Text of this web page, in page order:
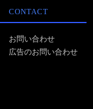
CONTACT
お問い合わせ
広告のお問い合わせ